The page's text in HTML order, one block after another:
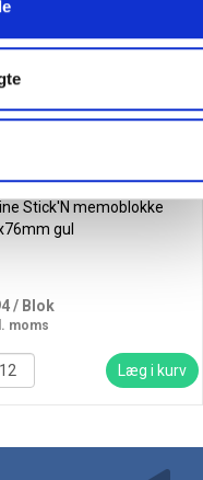
og spar
Stick'N memoblokke
gul
/ Blok
moms
Læg i kurv